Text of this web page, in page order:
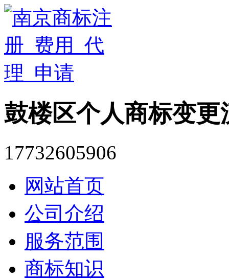
鼓楼区个人商标变更
17732605906
网站首页
公司介绍
服务范围
商标知识